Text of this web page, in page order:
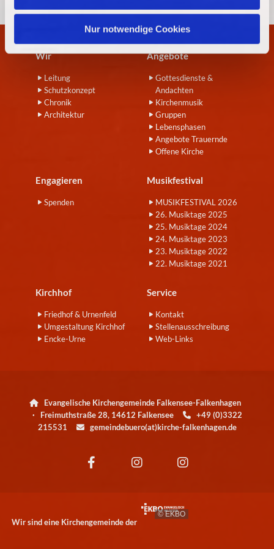
l
Nur notwendige Cookies
Wir
Leitung
Schutzkonzept
Chronik
Architektur
Angebote
Gottesdienste &
Andachten
Kirchenmusik
Gruppen
Lebensphasen
Angebote Trauernde
Offene Kirche
Engagieren
Spenden
Musikfestival
MUSIKFESTIVAL 2026
26. Musiktage 2025
25. Musiktage 2024
24. Musiktage 2023
23. Musiktage 2022
22. Musiktage 2021
Kirchhof
Friedhof & Urnenfeld
Umgestaltung Kirchhof
Encke-Urne
Service
Kontakt
Stellenausschreibung
Web-Links

Evangelische Kirchengemeinde Falkensee-Falkenhagen
· Freimuthstraße 28, 14612 Falkensee
+49 (0)3322
215531
gemeindebuero(at)kirche-falkenhagen.de
Wir sind eine Kirchengemeinde der
© EKBO